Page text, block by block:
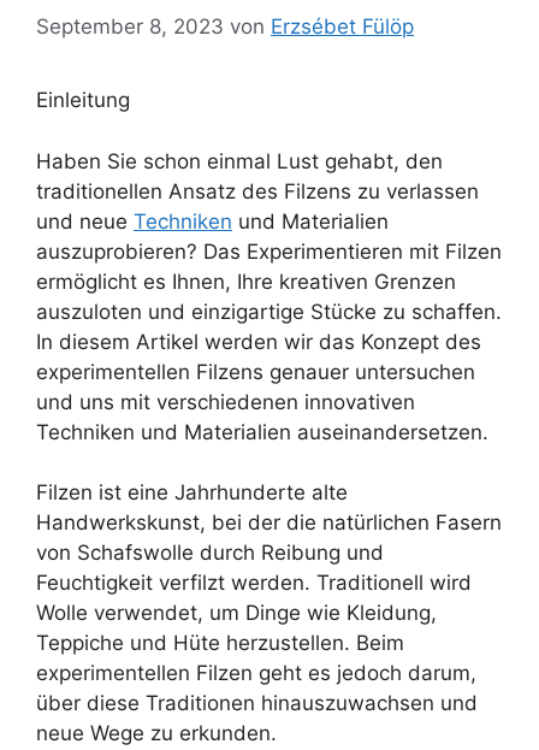
September 8, 2023 von Erzsébet Fülöp
Einleitung
Haben Sie schon einmal Lust gehabt, den
traditionellen Ansatz des Filzens zu verlassen
und neue Techniken und Materialien
auszuprobieren? Das Experimentieren mit Filzen
ermöglicht es Ihnen, Ihre kreativen Grenzen
auszuloten und einzigartige Stücke zu schaffen.
In diesem Artikel werden wir das Konzept des
experimentellen Filzens genauer untersuchen
und uns mit verschiedenen innovativen
Techniken und Materialien auseinandersetzen.
Filzen ist eine Jahrhunderte alte
Handwerkskunst, bei der die natürlichen Fasern
von Schafswolle durch Reibung und
Feuchtigkeit verfilzt werden. Traditionell wird
Wolle verwendet, um Dinge wie Kleidung,
Teppiche und Hüte herzustellen. Beim
experimentellen Filzen geht es jedoch darum,
über diese Traditionen hinauszuwachsen und
neue Wege zu erkunden.